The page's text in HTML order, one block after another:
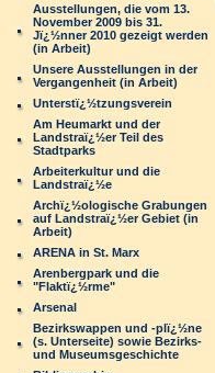
Ausstellungen, die vom 13.
November 2009 bis 31.
Jï¿½nner 2010 gezeigt werden
(in Arbeit)
Unsere Ausstellungen in der
Vergangenheit (in Arbeit)
Unterstï¿½tzungsverein
Am Heumarkt und der
Landstraï¿½er Teil des
Stadtparks
Arbeiterkultur und die
Landstraï¿½e
Archï¿½ologische Grabungen
auf Landstraï¿½er Gebiet (in
Arbeit)
ARENA in St. Marx
Arenbergpark und die
"Flaktï¿½rme"
Arsenal
Bezirkswappen und -plï¿½ne
(s. Unterseite) sowie Bezirks-
und Museumsgeschichte